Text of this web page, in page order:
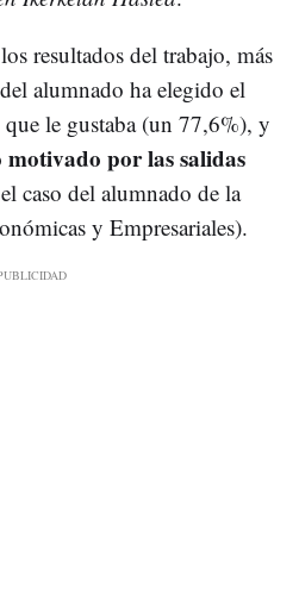
resultados del trabajo, más
alumnado ha elegido el
le gustaba (un 77,6%), y
por las salidas
caso del alumnado de la
y Empresariales).